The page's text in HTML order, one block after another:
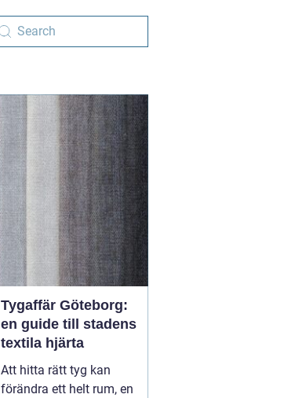
Tygaffär Göteborg:
en guide till stadens
textila hjärta
Att hitta rätt tyg kan
förändra ett helt rum, en